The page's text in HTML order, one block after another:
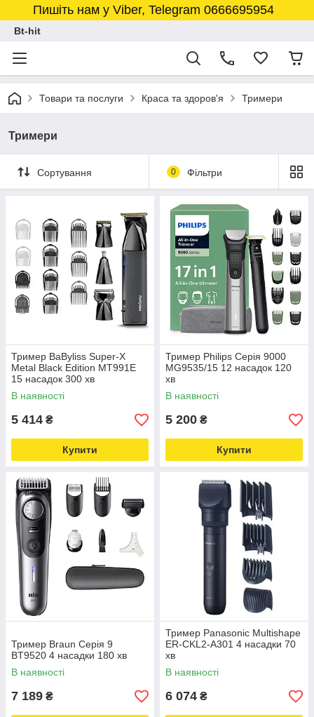
Пишіть нам у Viber, Telegram 0666695954
Bt-hit
Товари та послуги Краса та здоров'я Тримери
Тримери
Сортування 0 Фільтри
Тример BaByliss Super-X
Metal Black Edition MT991E
15 насадок 300 хв
В наявності
5 414 ₴
Купити
Тример Philips Серія 9000
MG9535/15 12 насадок 120
хв
В наявності
5 200 ₴
Купити
Тример Braun Серія 9
BT9520 4 насадки 180 хв
В наявності
7 189 ₴
Тример Panasonic Multishape
ER-CKL2-A301 4 насадки 70
хв
В наявності
6 074 ₴